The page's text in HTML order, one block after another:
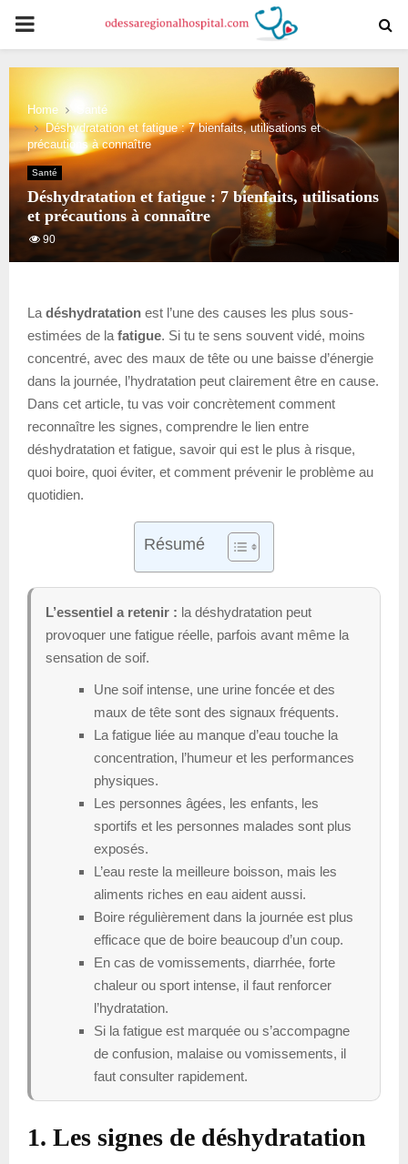
PRIMARY
MENU
Home
Santé
Déshydratation et fatigue : 7 bienfaits, utilisations et
précautions à connaître
Santé
Déshydratation et fatigue : 7 bienfaits, utilisations
et précautions à connaître
90
La déshydratation est l’une des causes les plus sous-
estimées de la fatigue. Si tu te sens souvent vidé, moins
concentré, avec des maux de tête ou une baisse d’énergie
dans la journée, l’hydratation peut clairement être en cause.
Dans cet article, tu vas voir concrètement comment
reconnaître les signes, comprendre le lien entre
déshydratation et fatigue, savoir qui est le plus à risque,
quoi boire, quoi éviter, et comment prévenir le problème au
quotidien.
Résumé
L’essentiel a retenir : la déshydratation peut
provoquer une fatigue réelle, parfois avant même la
sensation de soif.
Une soif intense, une urine foncée et des
maux de tête sont des signaux fréquents.
La fatigue liée au manque d’eau touche la
concentration, l’humeur et les performances
physiques.
Les personnes âgées, les enfants, les
sportifs et les personnes malades sont plus
exposés.
L’eau reste la meilleure boisson, mais les
aliments riches en eau aident aussi.
Boire régulièrement dans la journée est plus
efficace que de boire beaucoup d’un coup.
En cas de vomissements, diarrhée, forte
chaleur ou sport intense, il faut renforcer
l’hydratation.
Si la fatigue est marquée ou s’accompagne
de confusion, malaise ou vomissements, il
faut consulter rapidement.
1. Les signes de déshydratation